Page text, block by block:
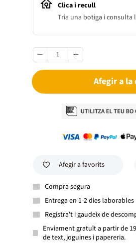
Clica i recull
Tria una botiga i consulta
Afegir a la
Afegir a favorits
Compra segura
Entrega en 1-2 dies laborables
Registra't i gaudeix de
Enviament gratuït a partir de
de text, joguines i papereria.